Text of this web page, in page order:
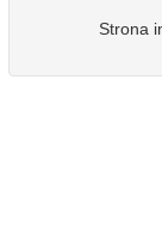
Strona